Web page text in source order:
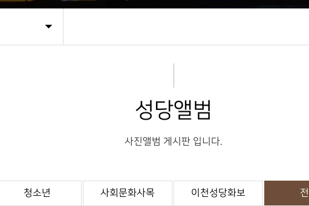
성당앨범
사진앨범 게시판 입니다.
청소년 사회문화사목 이천성당화보